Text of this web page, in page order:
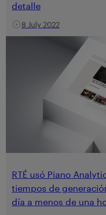
detalle
8 July 2022
RTÉ usó Piano
tiempos de
día a menos de una